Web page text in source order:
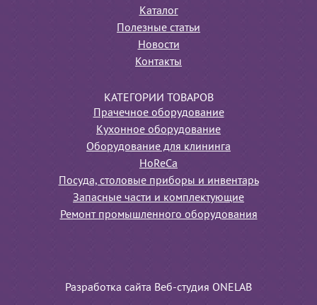
Каталог
Полезные статьи
Новости
Контакты
КАТЕГОРИИ ТОВАРОВ
Прачечное оборудование
Кухонное оборудование
Оборудование для клининга
HoReCa
Посуда, столовые приборы и инвентарь
Запасные части и комплектующие
Ремонт промышленного оборудования
Разработка сайта Веб-студия ONELAB